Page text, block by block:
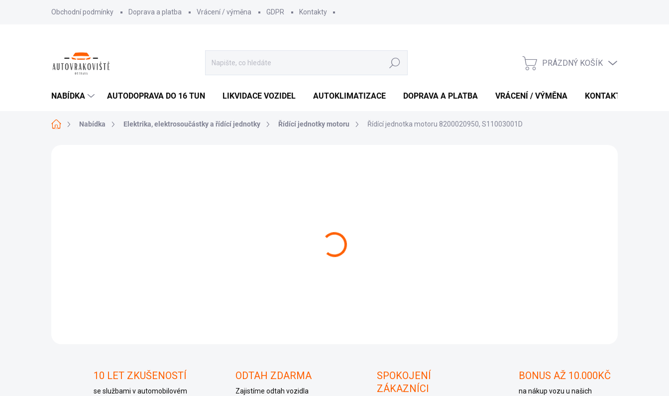
Obchodní podmínky Doprava a platba Vrácení / výměna GDPR Kontakty
Hledat
NÁKUPNÍ
PRÁZDNÝ KOŠÍK
NABÍDKA AUTODOPRAVA DO 16 TUN LIKVIDACE VOZIDEL AUTOKLIMATIZACE DOPRAVA A PLATBA VRÁCENÍ / VÝMĚNA KONTAKTY
Domů Nabídka Elektrika, elektrosoučástky a řídící jednotky Řídící jednotky motoru Řídící jednotka motoru 8200020950, S11003001D
10 LET ZKUŠENOSTÍ
se službami v automobilovém
ODTAH ZDARMA
Zajistíme odtah vozidla
SPOKOJENÍ
ZÁKAZNÍCI
BONUS AŽ 10.000KČ
na nákup vozu u našich